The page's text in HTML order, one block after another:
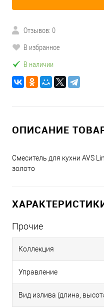
Отзывов: 0
В избранное
В наличии
ОПИСАНИЕ
Смеситель для кухни AVS
золото
Прочие
Коллекция
Управление
Вид излива (длина,